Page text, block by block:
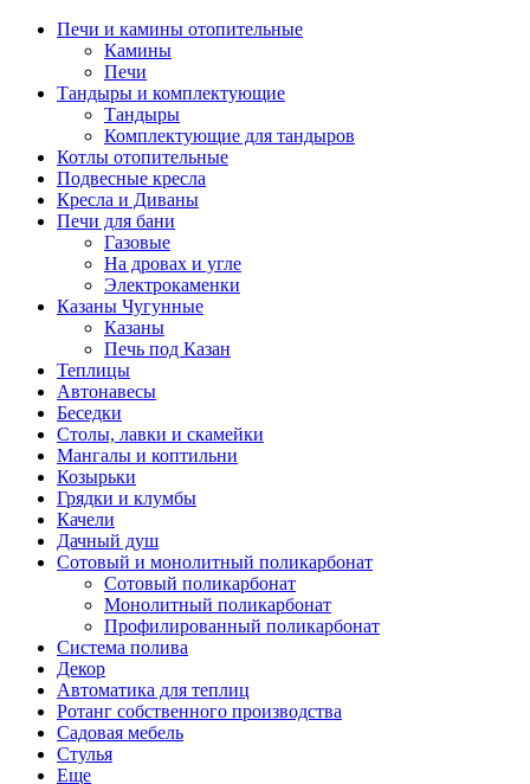
Печи и камины отопительные
Камины
Печи
Тандыры и комплектующие
Тандыры
Комплектующие для тандыров
Котлы отопительные
Подвесные кресла
Кресла и Диваны
Печи для бани
Газовые
На дровах и угле
Электрокаменки
Казаны Чугунные
Казаны
Печь под Казан
Теплицы
Автонавесы
Беседки
Столы, лавки и скамейки
Мангалы и коптильни
Козырьки
Грядки и клумбы
Качели
Дачный душ
Сотовый и монолитный поликарбонат
Сотовый поликарбонат
Монолитный поликарбонат
Профилированный поликарбонат
Система полива
Декор
Автоматика для теплиц
Ротанг собственного производства
Садовая мебель
Стулья
Еще